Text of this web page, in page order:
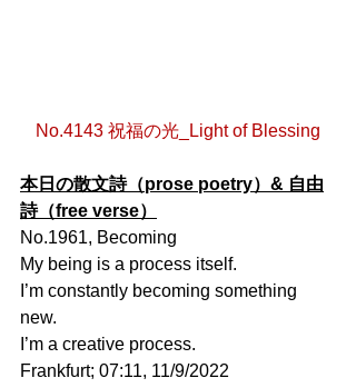
No.4143 祝福の光_Light of Blessing
本日の散文詩（prose poetry）& 自由
詩（free verse）
No.1961, Becoming
My being is a process itself.
I’m constantly becoming something
new.
I’m a creative process.
Frankfurt; 07:11, 11/9/2022